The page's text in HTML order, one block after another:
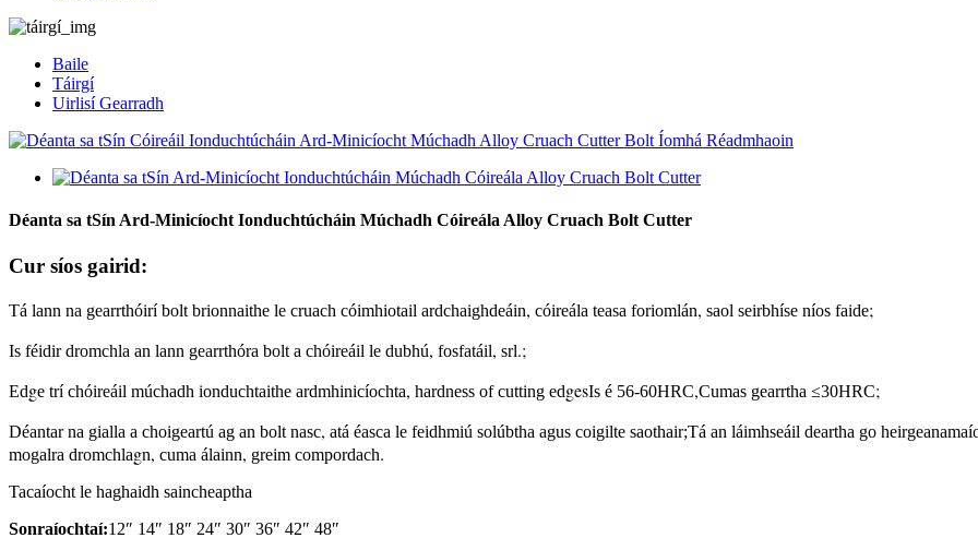
Baile
Táirgí
Uirlisí Gearradh
Déanta sa tSín Ard-Minicíocht Ionduchtúcháin Múchadh Cóireála Alloy Cruach Bolt Cutter
Cur síos gairid:
Tá lann na gearrthóirí bolt brionnaithe le cruach cóimhiotail ardchaighdeáin, cóireála teasa foriomlán, saol seirbhíse níos faide;
Is féidir dromchla an lann gearrthóra bolt a chóireáil le dubhú, fosfatáil, srl.;
Edge trí chóireáil múchadh ionduchtaithe ardmhinicíochta, hardness of cutting edgesIs é 56-60HRC,Cumas gearrtha ≤30HRC;
Déantar na gialla a choigeartú ag an bolt nasc, atá éasca le feidhmiú solúbtha agus coigilte saothair;Tá an láimhseáil deartha go
mogalra dromchlagn, cuma álainn, greim compordach.
Tacaíocht le haghaidh saincheaptha
Sonraíochtaí:12″ 14″ 18″ 24″ 30″ 36″ 42″ 48″